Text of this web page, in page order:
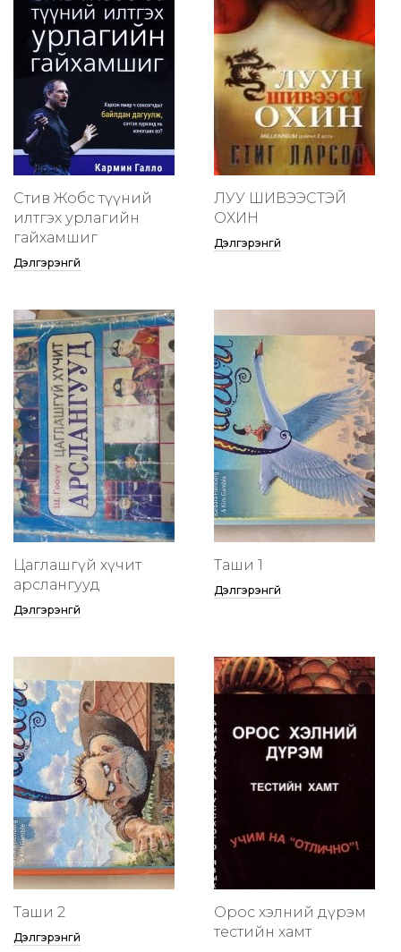
Стив Жобс түүний
илтгэх урлагийн
гайхамшиг
Дэлгэрэнгүй
ЛУУ ШИВЭЭСТЭЙ
ОХИН
Дэлгэрэнгүй
Цаглашгүй хүчит
арслангууд
Дэлгэрэнгүй
Таши 1
Дэлгэрэнгүй
Таши 2
Дэлгэрэнгүй
Орос хэлний дүрэм
тестийн хамт